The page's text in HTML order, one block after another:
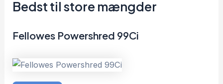
Bedst til store mængder
Fellowes Powershred 99Ci